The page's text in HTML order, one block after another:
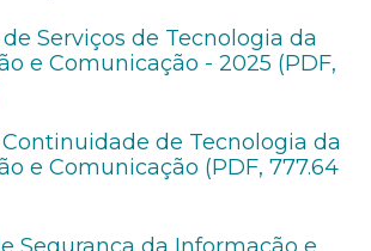
Serviços de Tecnologia da
e Comunicação - 2025 (PDF,
de Tecnologia da
e Comunicação (PDF, 777.64